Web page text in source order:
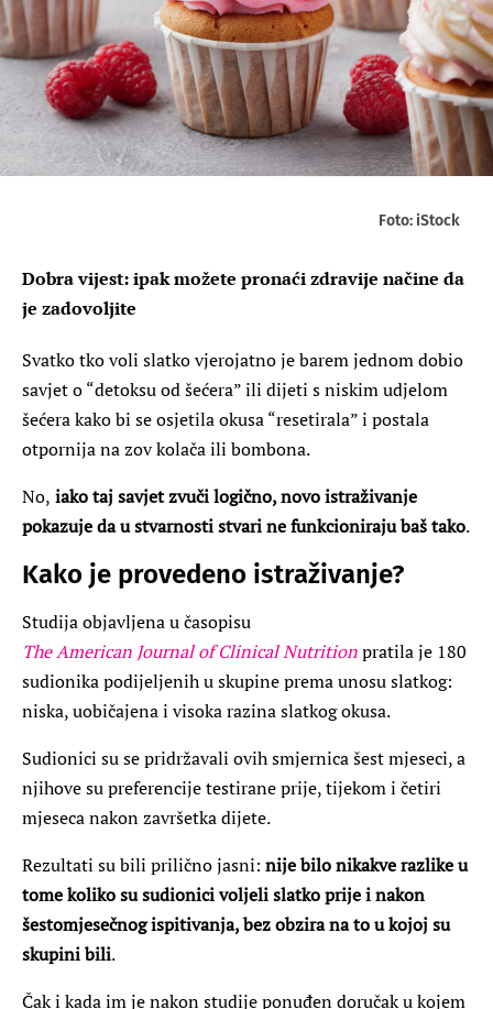
Foto: iStock
Dobra vijest: ipak možete pronaći zdravije načine da
je zadovoljite
Svatko tko voli slatko vjerojatno je barem jednom dobio
savjet o “detoksu od šećera” ili dijeti s niskim udjelom
šećera kako bi se osjetila okusa “resetirala” i postala
otpornija na zov kolača ili bombona.
No, iako taj savjet zvuči logično, novo istraživanje
pokazuje da u stvarnosti stvari ne funkcioniraju baš tako.
Kako je provedeno istraživanje?
Studija objavljena u časopisu
The American Journal of Clinical Nutritionpratila je 180
sudionika podijeljenih u skupine prema unosu slatkog:
niska, uobičajena i visoka razina slatkog okusa.
Sudionici su se pridržavali ovih smjernica šest mjeseci, a
njihove su preferencije testirane prije, tijekom i četiri
mjeseca nakon završetka dijete.
Rezultati su bili prilično jasni: nije bilo nikakve razlike u
tome koliko su sudionici voljeli slatko prije i nakon
šestomjesečnog ispitivanja, bez obzira na to u kojoj su
skupini bili.
Čak i kada im je nakon studije ponuđen doručak u kojem